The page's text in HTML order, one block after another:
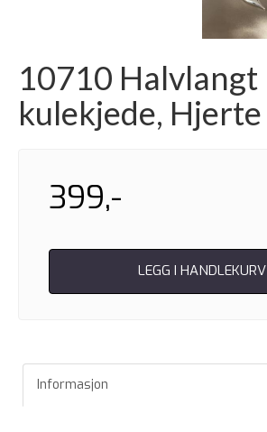
10710 Halvlangt
kulekjede,
399,-
LEGG I HANDLEKURV
Informasjon